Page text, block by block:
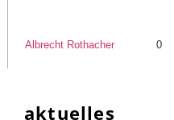
Albrecht Rothacher 0
aktuelles